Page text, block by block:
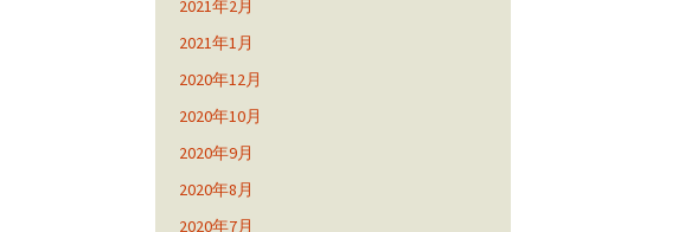
2021年2月
2021年1月
2020年12月
2020年10月
2020年9月
2020年8月
2020年7月